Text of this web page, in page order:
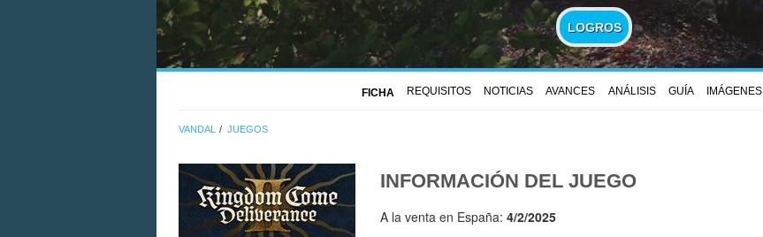
LOGROS
FICHA REQUISITOS NOTICIAS AVANCES ANÁLISIS GUÍA IMÁGENES
VANDAL JUEGOS
INFORMACIÓN DEL JUEGO
A la venta en España: 4/2/2025